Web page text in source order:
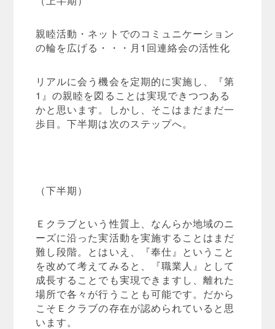
親睦活動・ネットでのコミュニケーション
の輪を広げる・・・月1回連絡会の活性化
リアルに会う機会を定期的に実施し、『第
1』の親睦を図ることは実現できつつある
かと思います。しかし、そこはまだまだ一
歩目。下半期は次のステップへ。
（下半期）
Ｅクラブという性質上、なんらか地域のニ
ーズに沿った実活動を実施することはまだ
難し段階。とはいえ、『奉仕』ということ
を改めて考えてみると、『職業人』として
成長することでも実現できますし、離れた
場所で各々が行うことも可能です。だから
こそＥクラブの存在が認められていると思
います。